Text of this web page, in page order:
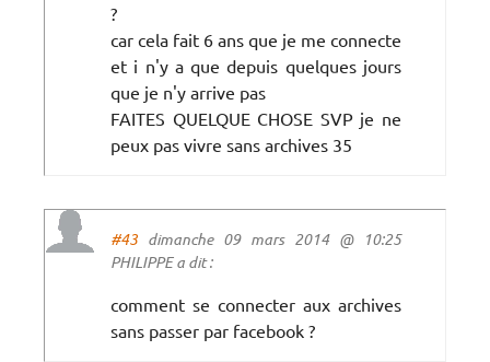
?
car cela fait 6 ans que je me connecte
et i n'y a que depuis quelques jours
que je n'y arrive pas
FAITES QUELQUE CHOSE SVP je ne
peux pas vivre sans archives 35
#43 dimanche 09 mars 2014 @ 10:25
PHILIPPE a dit :
comment se connecter aux archives
sans passer par facebook ?